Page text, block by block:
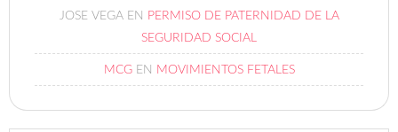
JOSE VEGAEN PERMISO DE PATERNIDAD DE LA
SEGURIDAD SOCIAL
MCGEN MOVIMIENTOS FETALES